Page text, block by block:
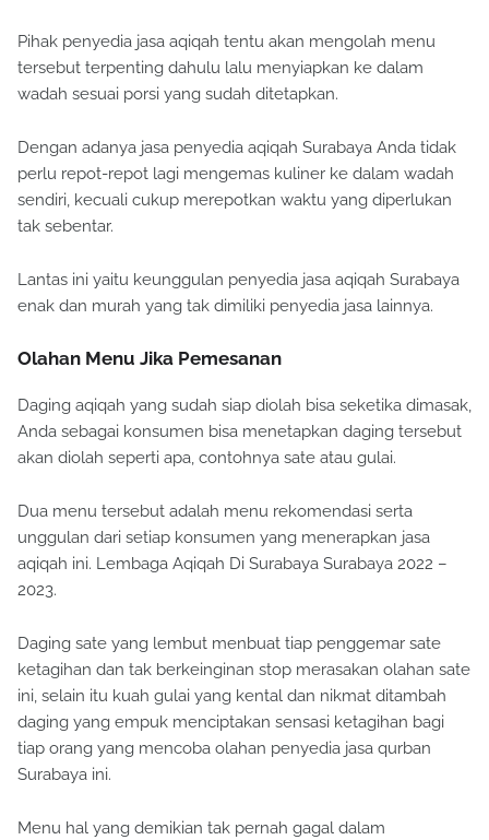
Pihak penyedia jasa aqiqah tentu akan mengolah menu
tersebut terpenting dahulu lalu menyiapkan ke dalam
wadah sesuai porsi yang sudah ditetapkan.
Dengan adanya jasa penyedia aqiqah Surabaya Anda tidak
perlu repot-repot lagi mengemas kuliner ke dalam wadah
sendiri, kecuali cukup merepotkan waktu yang diperlukan
tak sebentar.
Lantas ini yaitu keunggulan penyedia jasa aqiqah Surabaya
enak dan murah yang tak dimiliki penyedia jasa lainnya.
Olahan Menu Jika Pemesanan
Daging aqiqah yang sudah siap diolah bisa seketika dimasak,
Anda sebagai konsumen bisa menetapkan daging tersebut
akan diolah seperti apa, contohnya sate atau gulai.
Dua menu tersebut adalah menu rekomendasi serta
unggulan dari setiap konsumen yang menerapkan jasa
aqiqah ini. Lembaga Aqiqah Di Surabaya Surabaya 2022 –
2023.
Daging sate yang lembut menbuat tiap penggemar sate
ketagihan dan tak berkeinginan stop merasakan olahan sate
ini, selain itu kuah gulai yang kental dan nikmat ditambah
daging yang empuk menciptakan sensasi ketagihan bagi
tiap orang yang mencoba olahan penyedia jasa qurban
Surabaya ini.
Menu hal yang demikian tak pernah gagal dalam